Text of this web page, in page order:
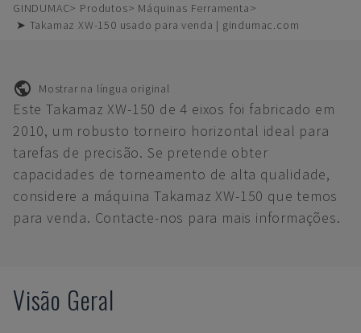
GINDUMAC Produtos
Máquinas Ferramenta
➤ Takamaz XW-150 usado para venda | gindumac.com
Mostrar na língua original
Este Takamaz XW-150 de 4 eixos foi fabricado em
2010, um robusto torneiro horizontal ideal para
tarefas de precisão. Se pretende obter
capacidades de torneamento de alta qualidade,
considere a máquina Takamaz XW-150 que temos
para venda. Contacte-nos para mais informações.
Visão Geral